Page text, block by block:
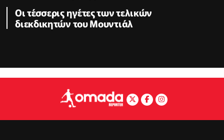
Οι τέσσερις ηγέτες των τελικών
διεκδικητών του Μουντιάλ